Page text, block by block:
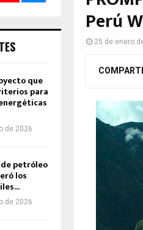
Perú
25 de enero
que
para
de 2026
petróleo
los
de 2026